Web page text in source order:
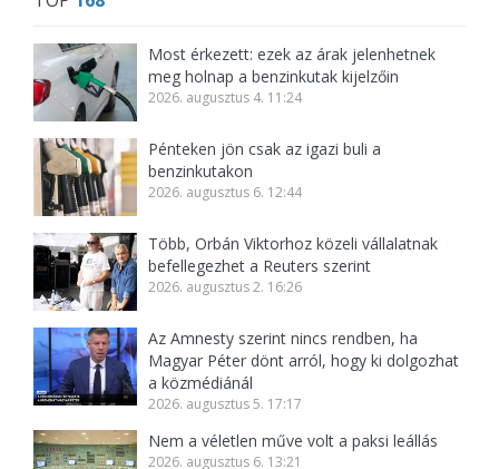
Most érkezett: ezek az árak jelenhetnek
meg holnap a benzinkutak kijelzőin
2026. augusztus 4. 11:24
Pénteken jön csak az igazi buli a
benzinkutakon
2026. augusztus 6. 12:44
Több, Orbán Viktorhoz közeli vállalatnak
befellegezhet a Reuters szerint
2026. augusztus 2. 16:26
Az Amnesty szerint nincs rendben, ha
Magyar Péter dönt arról, hogy ki dolgozhat
a közmédiánál
2026. augusztus 5. 17:17
Nem a véletlen műve volt a paksi leállás
2026. augusztus 6. 13:21